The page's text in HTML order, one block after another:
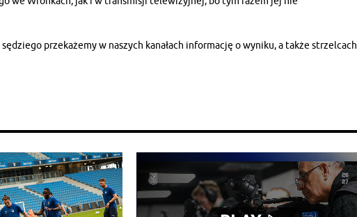
przekażemy w naszych kanałach informację o wyniku, a także strzelcach